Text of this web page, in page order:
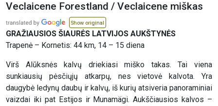
Veclaicene Forestland / Veclaicene miškas
Show original
GRAŽIAUSIOS ŠIAURĖS LATVIJOS AUKŠTYNĖS
Trapenė – Kornetis: 44 km, 14 – 15 diena
Virš Alūksnės kalvų driekiasi miško takas. Tai viena
sunkiausių pėsčiųjų atkarpų, nes vietovė kalvota. Yra
daugybė ledynų daubų ir kalvų, iš kurių atsiveria panoraminiai
vaizdai iki pat Estijos ir Munamägi. Aukščiausios kalvos –